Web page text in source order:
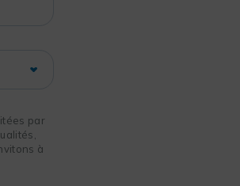
par
à